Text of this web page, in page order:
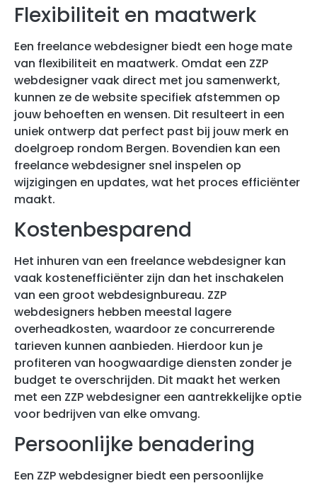
Flexibiliteit en maatwerk
Een freelance webdesigner biedt een hoge mate
van flexibiliteit en maatwerk. Omdat een ZZP
webdesigner vaak direct met jou samenwerkt,
kunnen ze de website specifiek afstemmen op
jouw behoeften en wensen. Dit resulteert in een
uniek ontwerp dat perfect past bij jouw merk en
doelgroep rondom Bergen. Bovendien kan een
freelance webdesigner snel inspelen op
wijzigingen en updates, wat het proces efficiënter
maakt.
Kostenbesparend
Het inhuren van een freelance webdesigner kan
vaak kostenefficiënter zijn dan het inschakelen
van een groot webdesignbureau. ZZP
webdesigners hebben meestal lagere
overheadkosten, waardoor ze concurrerende
tarieven kunnen aanbieden. Hierdoor kun je
profiteren van hoogwaardige diensten zonder je
budget te overschrijden. Dit maakt het werken
met een ZZP webdesigner een aantrekkelijke optie
voor bedrijven van elke omvang.
Persoonlijke benadering
Een ZZP webdesigner biedt een persoonlijke